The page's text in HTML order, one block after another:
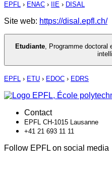
EPFL › ENAC › IIE › DISAL
Site web: https://disal.epfl.ch/
Etudiante, Programme doctoral
EPFL › ETU › EDOC › EDRS
Contact
EPFL CH-1015 Lausanne
+41 21 693 11 11
Follow EPFL on social media